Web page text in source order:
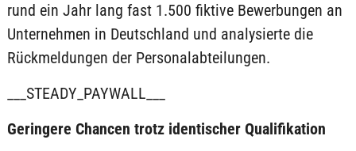
rund ein Jahr lang fast 1.500 fiktive Bewerbungen an
Unternehmen in Deutschland und analysierte die
Rückmeldungen der Personalabteilungen.
___STEADY_PAYWALL___
Geringere Chancen trotz identischer Qualifikation